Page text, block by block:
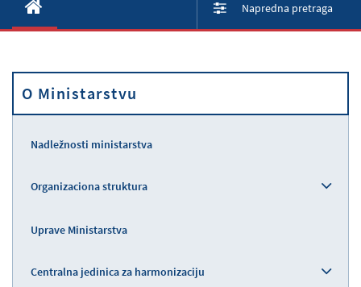
Aktivnosti
Propisi
Napredna pretraga
O Ministarstvu
Nadležnosti ministarstva
Organizaciona struktura
Uprave Ministarstva
Centralna jedinica za harmonizaciju